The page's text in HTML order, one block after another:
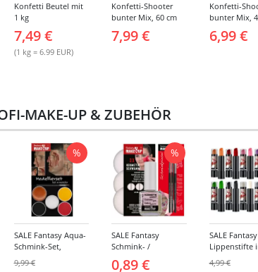
Konfetti Beutel mit
1 kg
7,49 €
(1 kg = 6.99 EUR)
Konfetti-Shooter
bunter Mix, 60 cm
7,99 €
Konfetti-
bunter Mix,
6,99 €
MAKE-UP & ZUBEHÖR
%
SALE Fantasy Aqua-
Schmink-Set,
Vorteilspack, 6-teilig
9,99 €
%
SALE Fantasy
Schmink- /
Verschiedene Artikel
0,89 €
SALE Fantasy
Lippenstifte
4,99 €